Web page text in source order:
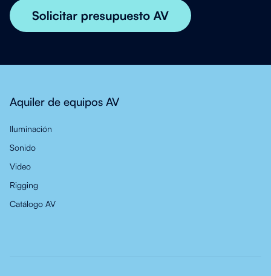
Aquiler de equipos AV
Iluminación
Sonido
Video
Rigging
Catálogo AV